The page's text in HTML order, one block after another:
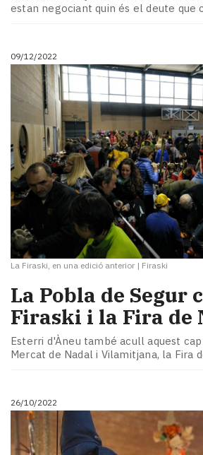
estan negociant quin és el deute que
09/12/2022
La Firaski, en una edició anterior | Firaski
La Pobla de Segur
Firaski i la Fira de
Esterri d'Àneu també acull aquest
Mercat de Nadal i Vilamitjana, la Fira
26/10/2022